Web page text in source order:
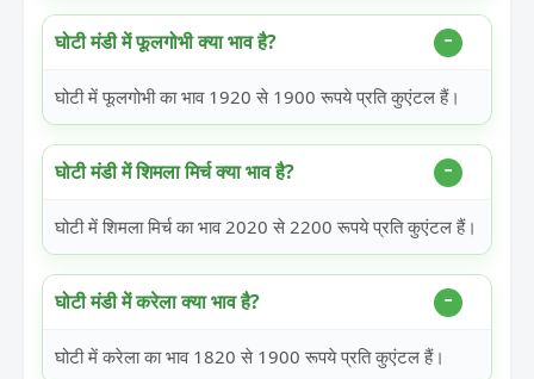
घोटी मंडी में फूलगोभी क्या भाव है?
घोटी में फूलगोभी का भाव 1920 से 1900 रूपये प्रति कुएंटल हैं।
घोटी मंडी में शिमला मिर्च क्या भाव है?
घोटी में शिमला मिर्च का भाव 2020 से 2200 रूपये प्रति कुएंटल हैं।
घोटी मंडी में करेला क्या भाव है?
घोटी में करेला का भाव 1820 से 1900 रूपये प्रति कुएंटल हैं।